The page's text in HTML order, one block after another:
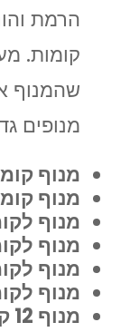
שהמנוף
מנופים
מנוף
מנוף
מנוף
מנוף
מנוף
מנוף
מנוף 12 קומות